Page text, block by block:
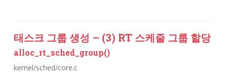
태스크 그룹 생성 – (3) RT 스케줄 그룹 할당
alloc_rt_sched_group()
kernel/sched/core.c